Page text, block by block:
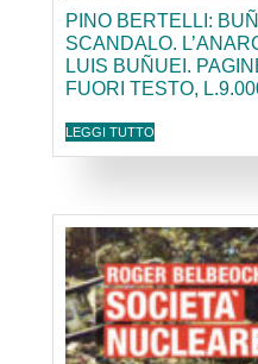
PINO BERTELLI:
SCANDALO.
LUIS BUÑUEI.
FUORI TESTO,
LEGGI TUTTO